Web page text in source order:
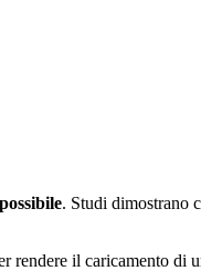
. Studi dimostrano
il caricamento di